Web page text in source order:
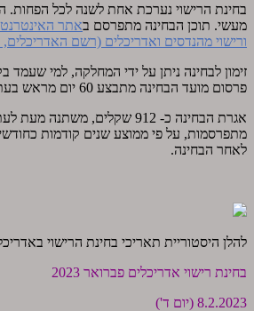
בחינת הרישוי נערכת אחת לשנה לכל הפחות.
מעשי. תוכן הבחינה מתפרסם באתר
ורישוי מהנדסים ואדריכלים (רשם
זימון לבחינה ניתן על ידי המחלקה, למי שעמד
פרסום מועד הבחינה מתבצע 60 יום מראש בעתונות ובאינטרנט.
אגרת הבחינה כ- 912 שקלים,
לאחר הבחינה.
להלן היסטוריית תאריכי בחינת הרישוי
בחינת רישוי אדריכלים פברואר 2023
8.2.2023 (יום ד')